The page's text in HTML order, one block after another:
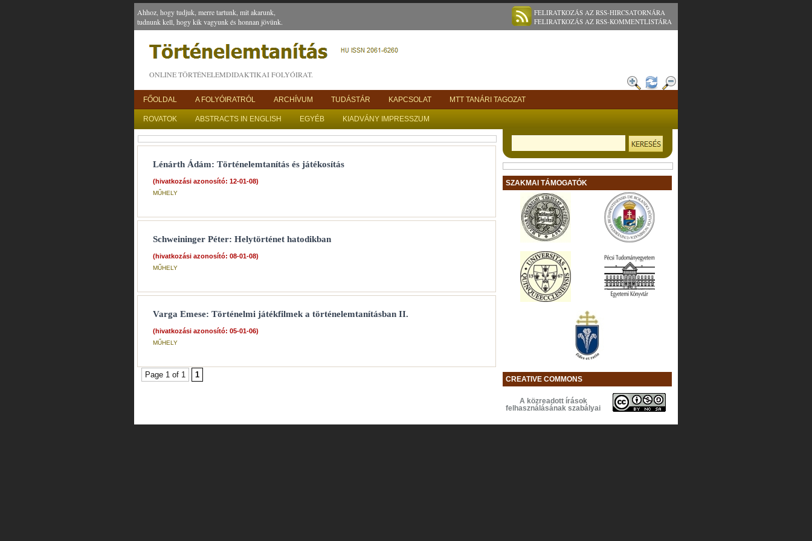
Ahhoz, hogy tudjuk, merre tartunk, mit akarunk,
tudnunk kell, hogy kik vagyunk és honnan jövünk.
FELIRATKOZÁS AZ RSS-HIRCSATORNÁRA
FELIRATKOZÁS AZ RSS-KOMMENTLISTÁRA
ONLINE TÖRTÉNELEMDIDAKTIKAI FOLYÓIRAT.
FŐOLDAL A FOLYÓIRATRÓL ARCHÍVUM TUDÁSTÁR KAPCSOLAT MTT TANÁRI TAGOZAT
ROVATOK ABSTRACTS IN ENGLISH EGYÉB KIADVÁNY IMPRESSZUM
Lénárth Ádám: Történelemtanítás és játékosítás
(hivatkozási azonosító: 12-01-08)
MŰHELY
Schweininger Péter: Helytörténet hatodikban
(hivatkozási azonosító: 08-01-08)
MŰHELY
Varga Emese: Történelmi játékfilmek a történelemtanításban II.
(hivatkozási azonosító: 05-01-06)
MŰHELY
Page 1 of 1 1
SZAKMAI TÁMOGATÓK
CREATIVE COMMONS
A közreadott írások
felhasználásának szabályai